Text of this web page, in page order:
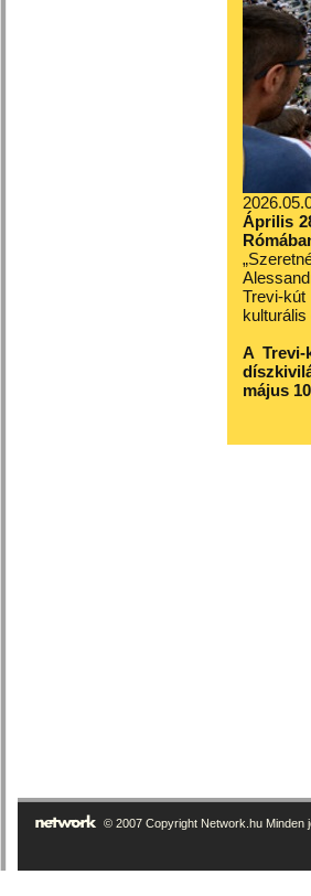
Április
Trevi-
A
május
© 2007 Copyright Network.hu Minden